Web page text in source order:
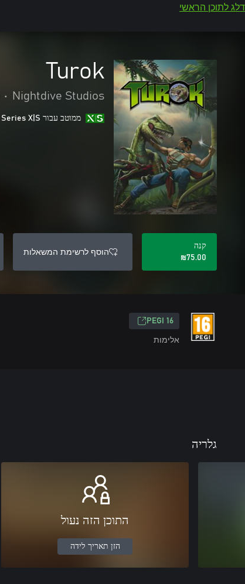
דלג לתוכן הראשי
Turok
Nightdive Studios
•
ממוטב עבור Xbox Series X|S
קנה
‪₪‎75.00‬
הוסף לרשימת המשאלות
‎PEGI 16‎
אלימות
גלריה
התוכן הזה נעול
הזן תאריך לידה